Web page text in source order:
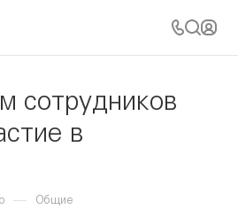
сотрудников
в
— Общие